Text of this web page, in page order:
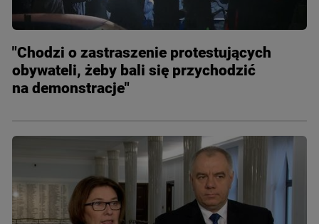
"Chodzi o zastraszenie protestujących
obywateli, żeby bali się przychodzić
na demonstracje"